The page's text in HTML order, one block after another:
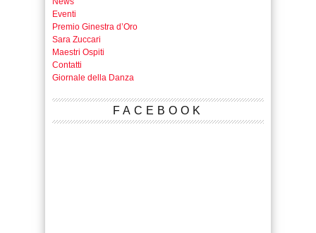
Eventi
Premio Ginestra d’Oro
Sara Zuccari
Maestri Ospiti
Contatti
Giornale della Danza
FACEBOOK